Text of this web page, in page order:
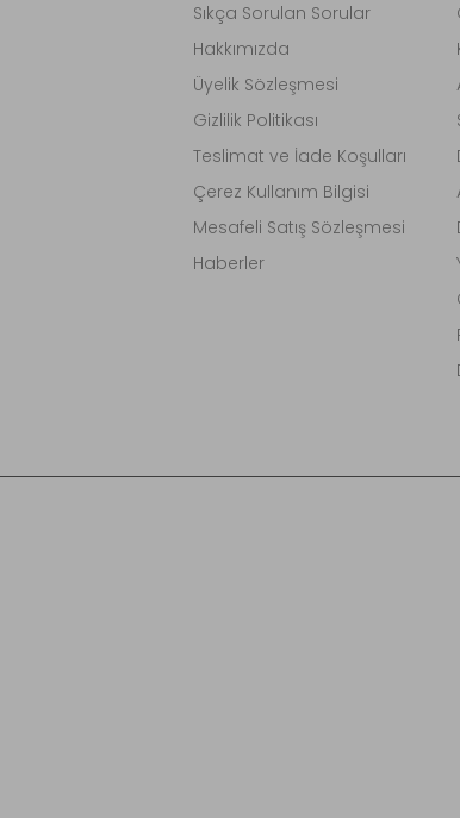
Sıkça Sorulan Sorular
Hakkımızda
Üyelik Sözleşmesi
Gizlilik Politikası
Teslimat ve İade Koşulları
Çerez Kullanım Bilgisi
Mesafeli Satış Sözleşmesi
Haberler